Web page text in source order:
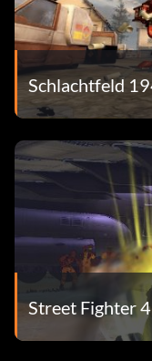
Schlachtfeld
Street Fighter